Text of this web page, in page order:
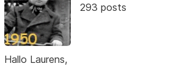
293 posts
Hallo Laurens,